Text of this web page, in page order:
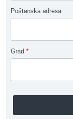
Poštanska adresa
Grad *